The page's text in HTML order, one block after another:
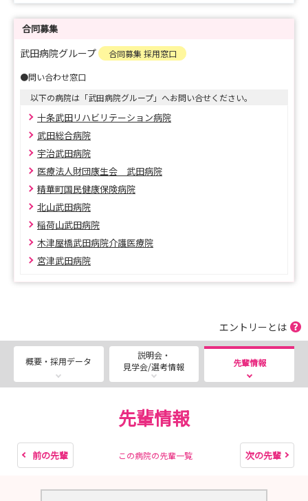
合同募集
武田病院グループ
合同募集 採用窓口
●問い合わせ窓口
以下の病院は「武田病院グループ」へお問い合せください。
十条武田リハビリテーション病院
武田総合病院
宇治武田病院
医療法人財団康生会 武田病院
精華町国民健康保険病院
北山武田病院
稲荷山武田病院
木津屋橋武田病院介護医療院
宮津武田病院
エントリーとは
概要・採用データ
説明会・
見学会/選考情報
先輩情報
先輩情報
前の先輩 この病院の先輩一覧 次の先輩